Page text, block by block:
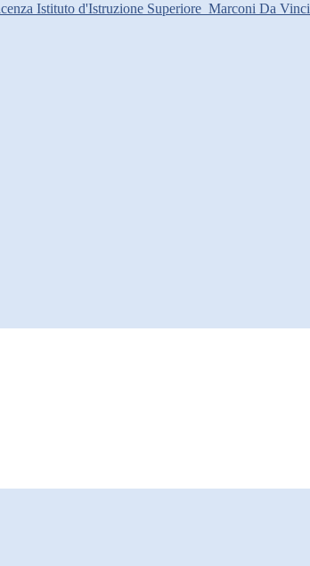
Istituto d'Istruzione Superiore Marconi Da Vinci